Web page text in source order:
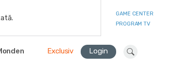
GAME CENTER
PROGRAM TV
Exclusiv Login